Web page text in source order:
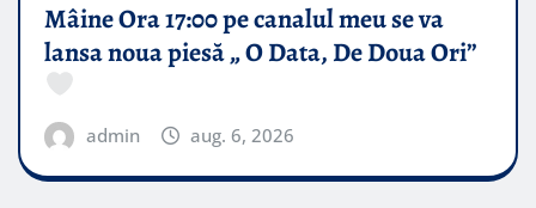
Mâine Ora 17:00 pe canalul meu se va
lansa noua piesă „ O Data, De Doua Ori”
admin aug. 6, 2026